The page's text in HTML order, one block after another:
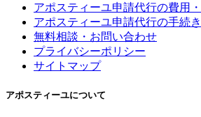
アポスティーユ申請代行の費用
アポスティーユ申請代行の手続
無料相談・お問い合わせ
プライバシーポリシー
サイトマップ
アポスティーユについて